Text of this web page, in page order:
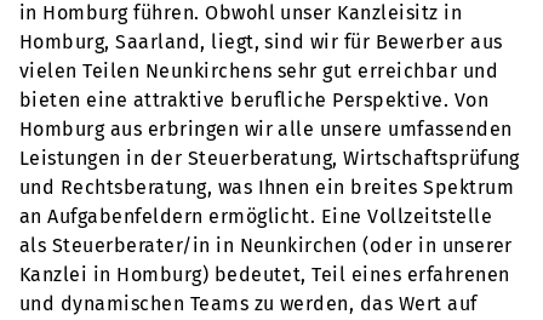
in Homburg führen. Obwohl unser Kanzleisitz in
Homburg, Saarland, liegt, sind wir für Bewerber aus
vielen Teilen Neunkirchens sehr gut erreichbar und
bieten eine attraktive berufliche Perspektive. Von
Homburg aus erbringen wir alle unsere umfassenden
Leistungen in der Steuerberatung, Wirtschaftsprüfung
und Rechtsberatung, was Ihnen ein breites Spektrum
an Aufgabenfeldern ermöglicht. Eine Vollzeitstelle
als Steuerberater/in in Neunkirchen (oder in unserer
Kanzlei in Homburg) bedeutet, Teil eines erfahrenen
und dynamischen Teams zu werden, das Wert auf